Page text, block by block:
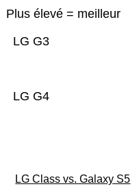
Plus élevé = meilleur
LG G4
LG G3
LG Class vs. Galaxy S5